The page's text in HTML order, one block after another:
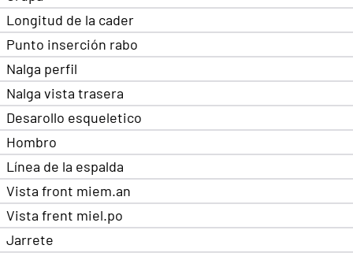
Longitud de la cader
Punto inserción rabo
Nalga perfil
Nalga vista trasera
Desarollo esqueletico
Hombro
Línea de la espalda
Vista front miem.an
Vista frent miel.po
Jarrete